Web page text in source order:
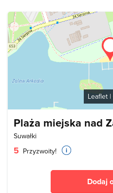
Leaflet
Plaża miejska nad
Suwałki
5 Przyzwoity!
Dodaj